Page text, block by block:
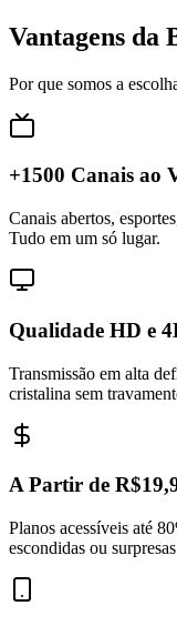
Vantagens
Por que somos a
+1500 Canais ao
Canais abertos,
Tudo em um só lugar.
Qualidade HD e
Transmissão em alta
cristalina sem
A Partir de
Planos acessíveis até
escondidas ou